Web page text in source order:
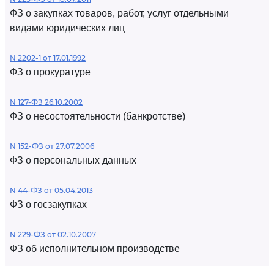
ФЗ о закупках товаров, работ, услуг отдельными
видами юридических лиц
N 2202-1 от 17.01.1992
ФЗ о прокуратуре
N 127-ФЗ 26.10.2002
ФЗ о несостоятельности (банкротстве)
N 152-ФЗ от 27.07.2006
ФЗ о персональных данных
N 44-ФЗ от 05.04.2013
ФЗ о госзакупках
N 229-ФЗ от 02.10.2007
ФЗ об исполнительном производстве